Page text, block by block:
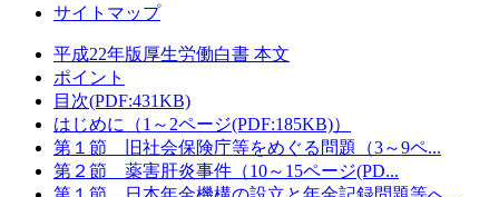
サイトマップ
平成22年版厚生労働白書 本文
ポイント
目次(PDF:431KB)
はじめに（1～2ページ(PDF:185KB)）
第１節 旧社会保険庁等をめぐる問題（3～9ペ...
第２節 薬害肝炎事件（10～15ページ(PD...